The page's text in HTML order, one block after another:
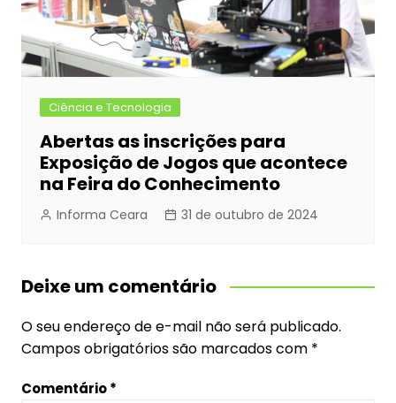
Ciência e Tecnologia
Abertas as inscrições para
Exposição de Jogos que acontece
na Feira do Conhecimento
Informa Ceara 31 de outubro de 2024
Deixe um comentário
O seu endereço de e-mail não será publicado.
Campos obrigatórios são marcados com *
Comentário*